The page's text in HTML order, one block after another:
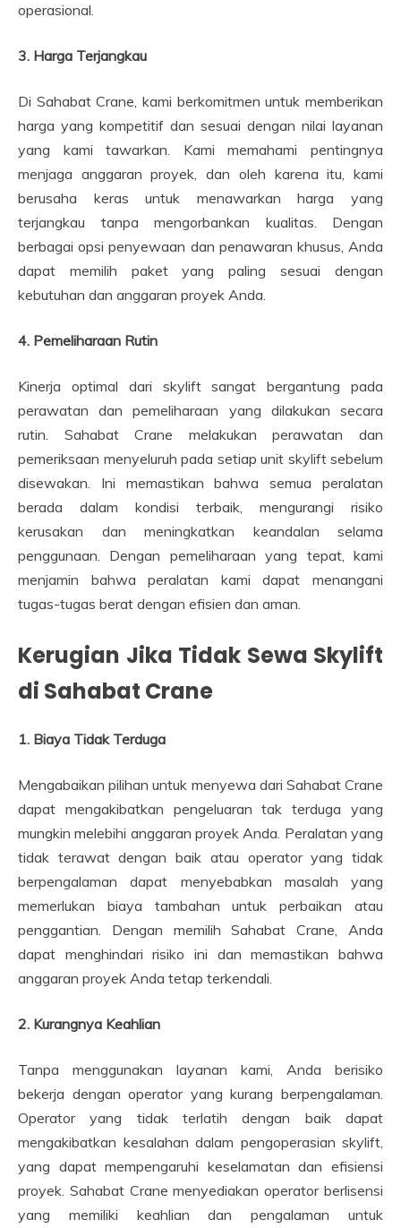
operasional.
3. Harga Terjangkau
Di Sahabat Crane, kami berkomitmen untuk memberikan
harga yang kompetitif dan sesuai dengan nilai layanan
yang kami tawarkan. Kami memahami pentingnya
menjaga anggaran proyek, dan oleh karena itu, kami
berusaha keras untuk menawarkan harga yang
terjangkau tanpa mengorbankan kualitas. Dengan
berbagai opsi penyewaan dan penawaran khusus, Anda
dapat memilih paket yang paling sesuai dengan
kebutuhan dan anggaran proyek Anda.
4. Pemeliharaan Rutin
Kinerja optimal dari skylift sangat bergantung pada
perawatan dan pemeliharaan yang dilakukan secara
rutin. Sahabat Crane melakukan perawatan dan
pemeriksaan menyeluruh pada setiap unit skylift sebelum
disewakan. Ini memastikan bahwa semua peralatan
berada dalam kondisi terbaik, mengurangi risiko
kerusakan dan meningkatkan keandalan selama
penggunaan. Dengan pemeliharaan yang tepat, kami
menjamin bahwa peralatan kami dapat menangani
tugas-tugas berat dengan efisien dan aman.
Kerugian Jika Tidak Sewa Skylift
di Sahabat Crane
1. Biaya Tidak Terduga
Mengabaikan pilihan untuk menyewa dari Sahabat Crane
dapat mengakibatkan pengeluaran tak terduga yang
mungkin melebihi anggaran proyek Anda. Peralatan yang
tidak terawat dengan baik atau operator yang tidak
berpengalaman dapat menyebabkan masalah yang
memerlukan biaya tambahan untuk perbaikan atau
penggantian. Dengan memilih Sahabat Crane, Anda
dapat menghindari risiko ini dan memastikan bahwa
anggaran proyek Anda tetap terkendali.
2. Kurangnya Keahlian
Tanpa menggunakan layanan kami, Anda berisiko
bekerja dengan operator yang kurang berpengalaman.
Operator yang tidak terlatih dengan baik dapat
mengakibatkan kesalahan dalam pengoperasian skylift,
yang dapat mempengaruhi keselamatan dan efisiensi
proyek. Sahabat Crane menyediakan operator berlisensi
yang memiliki keahlian dan pengalaman untuk